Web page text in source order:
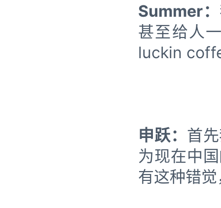
Summer：
甚至给人
luckin
申跃： 首
为现在中
有这种错